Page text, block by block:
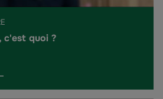
c'est quoi ?